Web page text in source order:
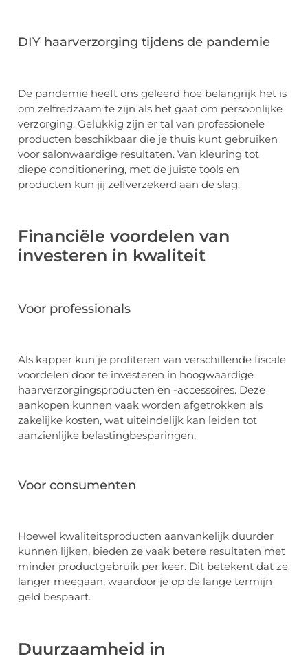
DIY haarverzorging tijdens de pandemie
De pandemie heeft ons geleerd hoe belangrijk het is
om zelfredzaam te zijn als het gaat om persoonlijke
verzorging. Gelukkig zijn er tal van professionele
producten beschikbaar die je thuis kunt gebruiken
voor salonwaardige resultaten. Van kleuring tot
diepe conditionering, met de juiste tools en
producten kun jij zelfverzekerd aan de slag.
Financiële voordelen van
investeren in kwaliteit
Voor professionals
Als kapper kun je profiteren van verschillende fiscale
voordelen door te investeren in hoogwaardige
haarverzorgingsproducten en -accessoires. Deze
aankopen kunnen vaak worden afgetrokken als
zakelijke kosten, wat uiteindelijk kan leiden tot
aanzienlijke belastingbesparingen.
Voor consumenten
Hoewel kwaliteitsproducten aanvankelijk duurder
kunnen lijken, bieden ze vaak betere resultaten met
minder productgebruik per keer. Dit betekent dat ze
langer meegaan, waardoor je op de lange termijn
geld bespaart.
Duurzaamheid in